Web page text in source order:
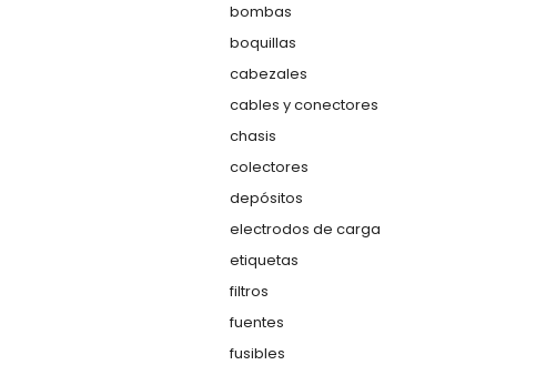
bombas
boquillas
cabezales
cables y conectores
chasis
colectores
depósitos
electrodos de carga
etiquetas
filtros
fuentes
fusibles